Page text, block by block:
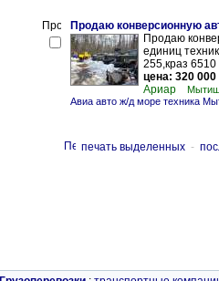
Продаю конверсионную
Продаю
единиц
255,краз 6510
цена: 320 000
Ариар
Авиа авто ж/д море техника
печать выделенных -